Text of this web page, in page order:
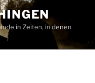
in Zeiten, in denen